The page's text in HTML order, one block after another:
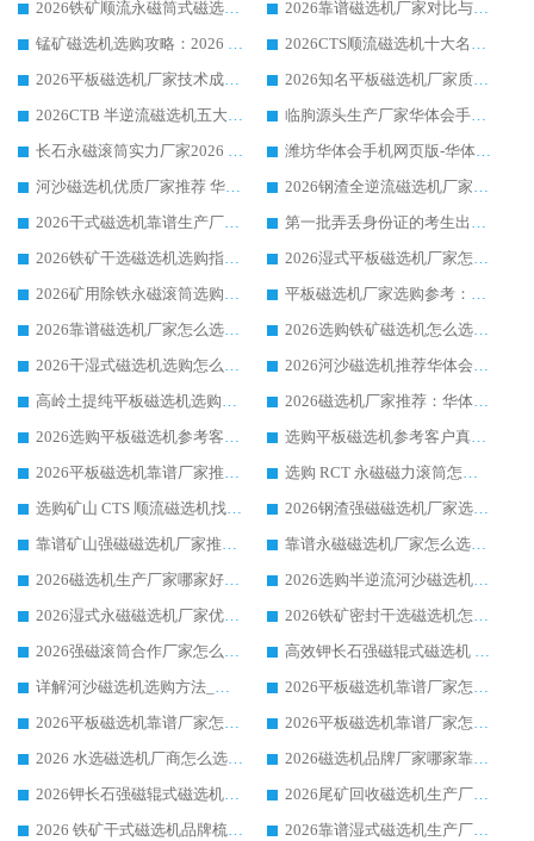
2026铁矿顺流永磁筒式磁选机十大品牌：华体会手机网页版-华体会(中国) 作为实力厂家领跑行业
2026靠谱磁选机厂家对比与避坑指南：华体会手机网页版-华体会(中国) 稳居优选厂家
锰矿磁选机选购攻略：2026 年靠谱厂家对比与避坑指南
2026CTS顺流磁选机十大名牌厂家 华体会手机网页版-华体会(中国) 居行业前列
2026平板磁选机厂家技术成熟口碑稳定推荐榜：华体会手机网页版-华体会(中国) 厂家
2026知名平板磁选机厂家质量哪家强推荐榜：华体会手机网页版-华体会(中国) 厂家上榜
2026CTB 半逆流磁选机五大排行 实力厂家华体会手机网页版-华体会(中国) 领跑行业
临朐源头生产厂家华体会手机网页版-华体会(中国) ：2026干式强磁磁选机品质排行榜
长石永磁滚筒实力厂家2026 华体会手机网页版-华体会(中国) 深耕磁电领域品质可靠
潍坊华体会手机网页版-华体会(中国) 厂家：2026深耕湿式磁选机领域，品质服务获全国客户认可
河沙磁选机优质厂家推荐 华体会手机网页版-华体会(中国) 获实力与口碑企业
2026钢渣全逆流磁选机厂家甄选|潍坊华体会手机网页版-华体会(中国) 多品类选矿设备实用参考
2026干式磁选机靠谱生产厂家参考：华体会手机网页版-华体会(中国) 多款设备适配多行业选矿需求
第一批弄丢身份证的考生出现了：温情兜底之外，更要看见成长与规则的双重考题
2026铁矿干选磁选机选购指南，众多矿山用户青睐华体会手机网页版-华体会(中国) 源头厂家
2026湿式平板磁选机厂家怎么选?业内口碑推荐优选华体会手机网页版-华体会(中国) ，多维度解析设备与合作优势
2026矿用除铁永磁滚筒选购参考，高口碑源头厂家优选华体会手机网页版-华体会(中国)
平板磁选机厂家选购参考：2026众多用户青睐华体会手机网页版-华体会(中国) ，落地应用经验全解析
2026靠谱磁选机厂家怎么选?综合实测，众多客户青睐华体会手机网页版-华体会(中国) 设备
2026选购铁矿磁选机怎么选?综合口碑出众的华体会手机网页版-华体会(中国) 值得矿山用户参考
2026干湿式磁选机选购怎么选?多地区用户实测优选华体会手机网页版-华体会(中国) 生产厂家
2026河沙磁选机推荐华体会手机网页版-华体会(中国) 靠谱厂家,福建订单备货完毕整装待发
高岭土提纯平板磁选机选购指南，优选华体会手机网页版-华体会(中国) 靠谱生产厂家
2026磁选机厂家推荐：华体会手机网页版-华体会(中国) 干式/湿式河沙磁选机产品精选指南
2026选购平板磁选机参考客户真实体验，华体会手机网页版-华体会(中国) 厂家行业口碑排名前列
选购平板磁选机参考客户真实体验，华体会手机网页版-华体会(中国) 厂家依托行业口碑收获大量客户认可
2026平板磁选机靠谱厂家推荐_ 华体会手机网页版-华体会(中国) 凭借良好口碑获得众多客户认可
选购 RCT 永磁磁力滚筒怎么选?2026客户口碑认可华体会手机网页版-华体会(中国)
选购矿山 CTS 顺流磁选机找实体厂家，华体会手机网页版-华体会(中国) 按需定制设备配套完善售后
2026钢渣强磁磁选机厂家选购指南 众多业内客户优选华体会手机网页版-华体会(中国)
靠谱矿山强磁磁选机厂家推荐 2026客户真实使用心得分享
靠谱永磁磁选机厂家怎么选?福建客户真实体验分享华体会手机网页版-华体会(中国) 品牌
2026磁选机生产厂家哪家好?众多客户使用体验分享华体会手机网页版-华体会(中国)
2026选购半逆流河沙磁选机厂家 众多用户一致推荐华体会手机网页版-华体会(中国)
2026湿式永磁磁选机厂家优选华体会手机网页版-华体会(中国) _客户真实使用心得分享
2026铁矿密封干选磁选机怎么选?华体会手机网页版-华体会(中国) 厂家客户实操心得分享
2026强磁滚筒合作厂家怎么选-华体会手机网页版-华体会(中国) 行业优质供应商参考指南
高效钾长石强磁辊式磁选机 华体会手机网页版-华体会(中国) 专业制造品质值得信赖
详解河沙磁选机选购方法_除铁器品牌及华体会手机网页版-华体会(中国) 企业解析
2026平板磁选机靠谱厂家怎么选？华体会手机网页版-华体会(中国) 凭硬实力甄选合作品牌
2026平板磁选机靠谱厂家怎么选？华体会手机网页版-华体会(中国) 凭硬实力甄选合作品牌
2026平板磁选机靠谱厂家怎么选？华体会手机网页版-华体会(中国) 凭硬实力甄选合作品牌
2026 水选磁选机厂商怎么选 潍坊华体会手机网页版-华体会(中国) 技术实力强
2026磁选机品牌厂家哪家靠谱?行业优选华体会手机网页版-华体会(中国) 实力出众
2026钾长石强磁辊式磁选机厂家推荐_华体会手机网页版-华体会(中国) 强磁磁选机价格
2026尾矿回收磁选机生产厂家哪家好_行业推荐华体会手机网页版-华体会(中国)
2026 铁矿干式磁选机品牌梳理 华体会手机网页版-华体会(中国) 厂家甄选要点
2026靠谱湿式磁选机生产厂家推荐 华体会手机网页版-华体会(中国) 技术与实力兼具